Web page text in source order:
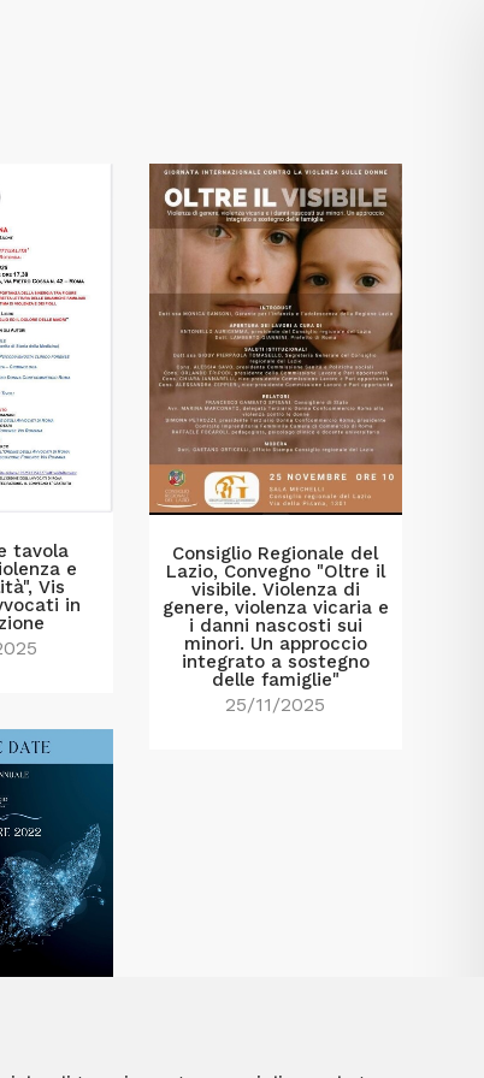
tavola
e
Vis
in
Consiglio Regionale del
Lazio, Convegno "Oltre il
visibile. Violenza di
genere, violenza vicaria e
i danni nascosti sui
minori. Un approccio
integrato a sostegno
delle famiglie"
25/11/2025